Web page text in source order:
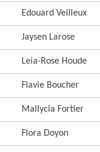
Edouard Veilleux
Jaysen Larose
Leia-Rose Houde
Flavie Boucher
Mallycia Fortier
Flora Doyon